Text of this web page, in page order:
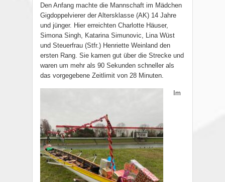
Den Anfang machte die Mannschaft im Mädchen
Gigdoppelvierer der Altersklasse (AK) 14 Jahre
und jünger. Hier erreichten Charlotte Häuser,
Simona Singh, Katarina Simunovic, Lina Wüst
und Steuerfrau (Stfr.) Henriette Weinland den
ersten Rang. Sie kamen gut über die Strecke und
waren um mehr als 90 Sekunden schneller als
das vorgegebene Zeitlimit von 28 Minuten.
Im